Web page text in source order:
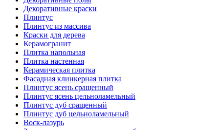
Декоративные краски
Плинтус
Плинтус из массива
Краски для дерева
Керамогранит
Плитка напольная
Плитка настенная
Керамическая плитка
Фасадная клинкерная плитка
Плинтус ясень сращенный
Плинтус ясень цельноламельный
Плинтус дуб сращенный
Плинтус дуб цельноламельный
Воск-лазурь